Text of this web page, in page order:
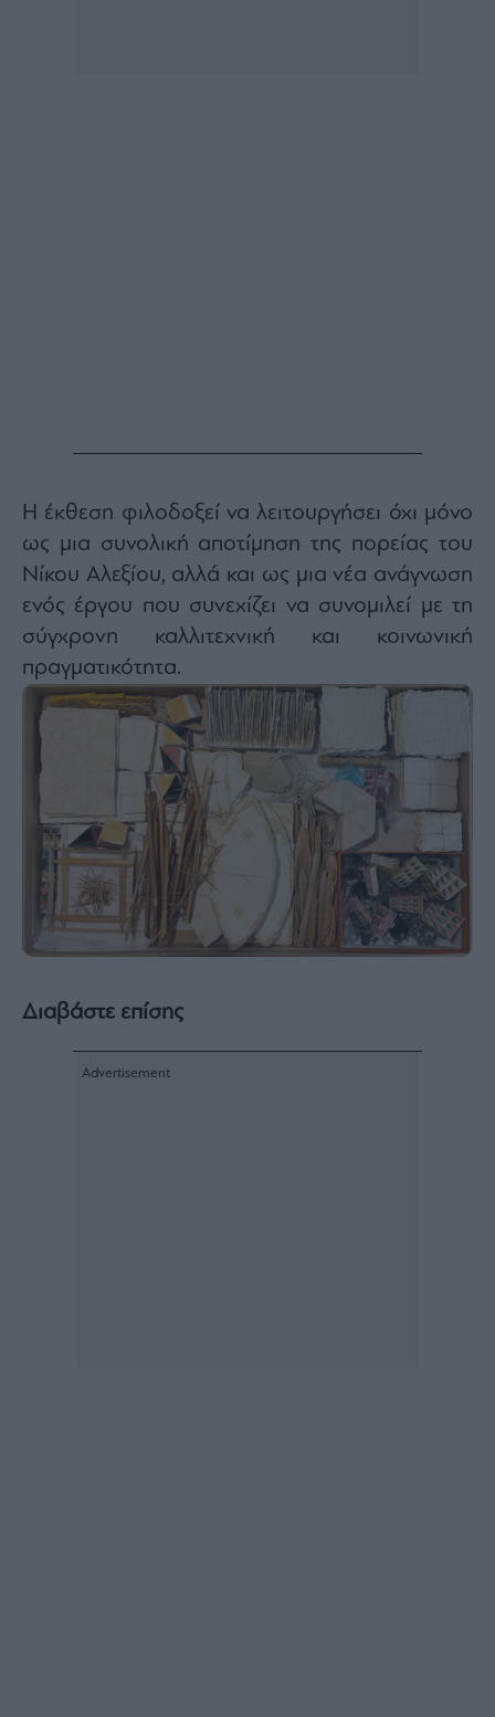
Η έκθεση φιλοδοξεί να λειτουργήσει όχι μόνο
ως μια συνολική αποτίμηση της πορείας του
Νίκου Αλεξίου, αλλά και ως μια νέα ανάγνωση
ενός έργου που συνεχίζει να συνομιλεί με τη
σύγχρονη καλλιτεχνική και κοινωνική
πραγματικότητα.
Διαβάστε επίσης